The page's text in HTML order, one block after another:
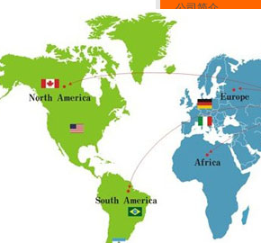
公司简介
企业文化
资质荣誉
产品展示
质量监控
资质荣誉
联系我们
联系我们
留言反馈